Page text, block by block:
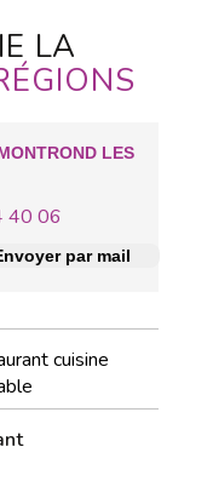
LA
LES
40 06
par mail
cuisine